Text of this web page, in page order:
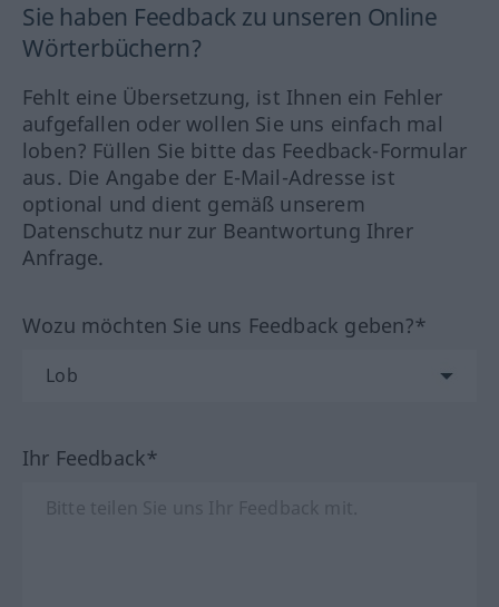
Sie haben Feedback zu unseren Online
Wörterbüchern?
Fehlt eine Übersetzung, ist Ihnen ein Fehler
aufgefallen oder wollen Sie uns einfach mal
loben? Füllen Sie bitte das Feedback-Formular
aus. Die Angabe der E-Mail-Adresse ist
optional und dient gemäß unserem
Datenschutz nur zur Beantwortung Ihrer
Anfrage.
Wozu möchten Sie uns Feedback geben?*
Ihr Feedback*